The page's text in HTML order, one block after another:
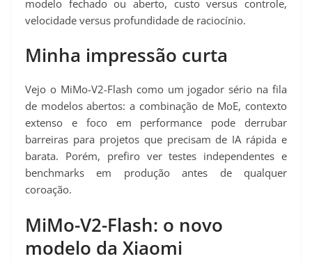
modelo fechado ou aberto, custo versus controle,
velocidade versus profundidade de raciocínio.
Minha impressão curta
Vejo o MiMo-V2-Flash como um jogador sério na fila
de modelos abertos: a combinação de MoE, contexto
extenso e foco em performance pode derrubar
barreiras para projetos que precisam de IA rápida e
barata. Porém, prefiro ver testes independentes e
benchmarks em produção antes de qualquer
coroação.
MiMo-V2-Flash: o novo
modelo da Xiaomi